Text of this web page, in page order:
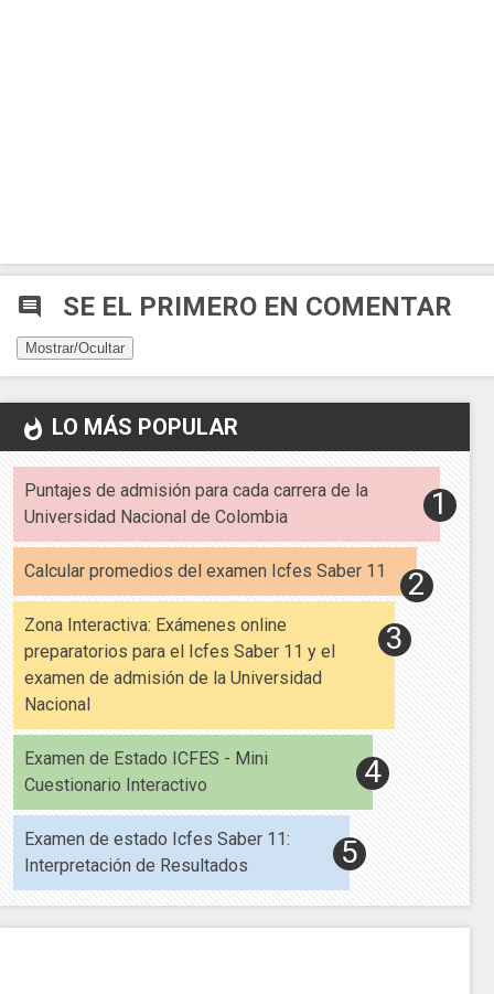
comment SE EL PRIMERO EN COMENTAR
Mostrar/Ocultar
whatshot LO MÁS POPULAR
Puntajes de admisión para cada carrera de la
Universidad Nacional de Colombia
Calcular promedios del examen Icfes Saber 11
Zona Interactiva: Exámenes online
preparatorios para el Icfes Saber 11 y el
examen de admisión de la Universidad
Nacional
Examen de Estado ICFES - Mini
Cuestionario Interactivo
Examen de estado Icfes Saber 11:
Interpretación de Resultados